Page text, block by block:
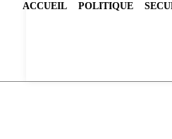
ACCUEIL POLITIQUE